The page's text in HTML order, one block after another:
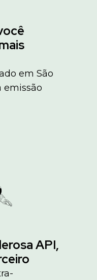
em São
emissão
API,